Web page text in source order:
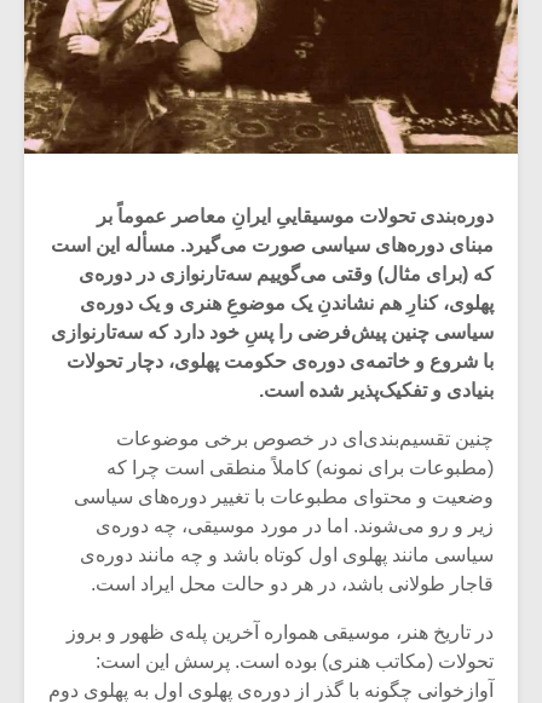
دوره‌بندی تحولات موسیقاییِ ایرانِ معاصر عموماً بر
مبنای دوره‌های سیاسی صورت می‌گیرد. مسأله این است
که (برای مثال) وقتی می‌گوییم سه‌تارنوازی در دوره‌ی
پهلوی، کنارِ هم نشاندنِ یک موضوعِ هنری و یک دوره‌ی
سیاسی چنین پیش‌فرضی را پسِ خود دارد که سه‌تارنوازی
با شروع و خاتمه‌ی دوره‌ی حکومت پهلوی، دچار تحولات
بنیادی و تفکیک‌پذیر شده است.
چنین تقسیم‌بندی‌ای در خصوص برخی موضوعات
(مطبوعات برای نمونه) کاملاً منطقی است چرا که
وضعیت و محتوای مطبوعات با تغییر دوره‌های سیاسی
زیر و رو می‌شوند. اما در مورد موسیقی، چه دوره‌ی
سیاسی مانند پهلوی اول کوتاه باشد و چه مانند دوره‌ی
قاجار طولانی باشد، در هر دو حالت محل ایراد است.
در تاریخ هنر، موسیقی همواره آخرین پله‌ی ظهور و بروز
تحولات (مکاتب هنری) بوده است. پرسش این است:
آوازخوانی چگونه با گذر از دوره‌ی پهلوی اول به پهلوی دوم